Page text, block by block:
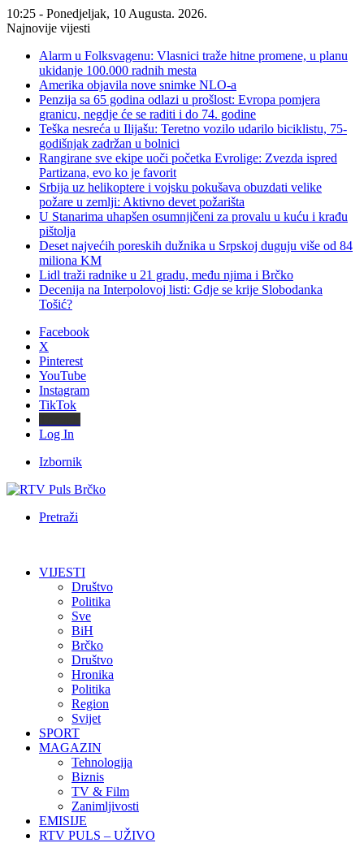
10:25 - Ponedjeljak, 10 Augusta. 2026.
Najnovije vijesti
Alarm u Folksvagenu: Vlasnici traže hitne promene, u planu
ukidanje 100.000 radnih mesta
Amerika objavila nove snimke NLO-a
Penzija sa 65 godina odlazi u prošlost: Evropa pomjera
granicu, negdje će se raditi i do 74. godine
Teška nesreća u Ilijašu: Teretno vozilo udarilo biciklistu, 75-
godišnjak zadržan u bolnici
Rangirane sve ekipe uoči početka Evrolige: Zvezda ispred
Partizana, evo ko je favorit
Srbija uz helikoptere i vojsku pokušava obuzdati velike
požare u zemlji: Aktivno devet požarišta
U Stanarima uhapšen osumnjičeni za provalu u kuću i krađu
pištolja
Deset najvećih poreskih dužnika u Srpskoj duguju više od 84
miliona KM
Lidl traži radnike u 21 gradu, među njima i Brčko
Decenija na Interpolovoj listi: Gdje se krije Slobodanka
Tošić?
Facebook
X
Pinterest
YouTube
Instagram
TikTok
Log In
Izbornik
Pretraži
VIJESTI
Društvo
Politika
Sve
BiH
Brčko
Društvo
Hronika
Politika
Region
Svijet
SPORT
MAGAZIN
Tehnologija
Biznis
TV & Film
Zanimljivosti
EMISIJE
RTV PULS – UŽIVO